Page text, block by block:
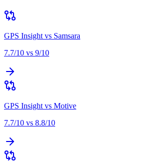
GPS Insight vs Samsara
7.7/10 vs 9/10
GPS Insight vs Motive
7.7/10 vs 8.8/10